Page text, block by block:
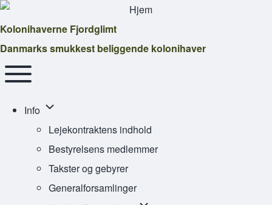
Kolonihaverne Fjordglimt
Danmarks smukkest beliggende kolonihaver
Main navigation
Info Info sub-navigation
Lejekontraktens indhold
Bestyrelsens medlemmer
Takster og gebyrer
Generalforsamlinger